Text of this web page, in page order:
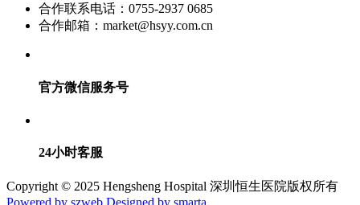
合作联系电话：0755-2937 0685
合作邮箱：market@hsyy.com.cn
官方微信服务号
24小时客服
Copyright © 2025 Hengsheng Hospital 深圳恒生医院版权所有